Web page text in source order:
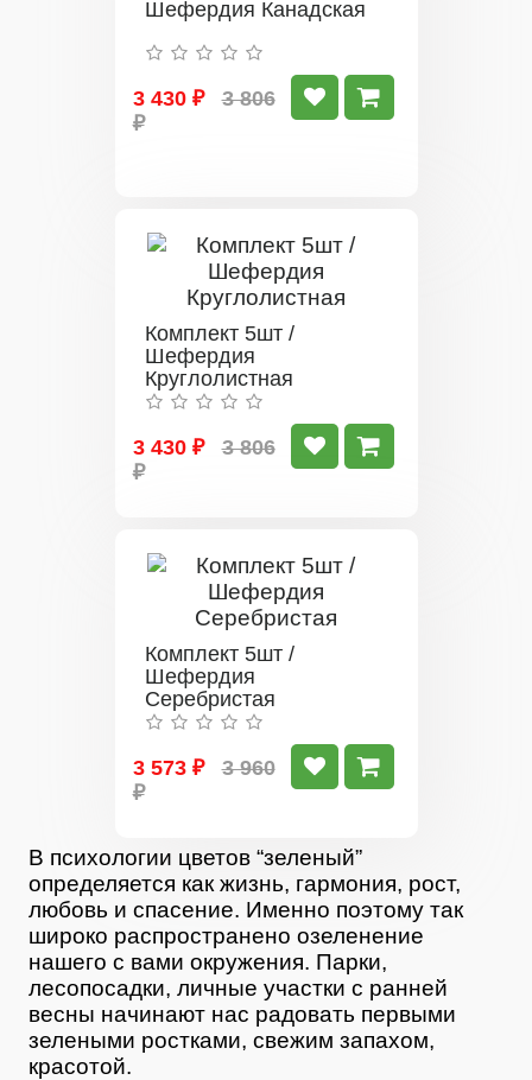
Шефердия Канадская
3 430 ₽
3 806
₽
Комплект 5шт /
Шефердия
Круглолистная
3 430 ₽
3 806
₽
Комплект 5шт /
Шефердия
Серебристая
3 573 ₽
3 960
₽
В психологии цветов “зеленый”
определяется как жизнь, гармония, рост,
любовь и спасение. Именно поэтому так
широко распространено озеленение
нашего с вами окружения. Парки,
лесопосадки, личные участки с ранней
весны начинают нас радовать первыми
зелеными ростками, свежим запахом,
красотой.